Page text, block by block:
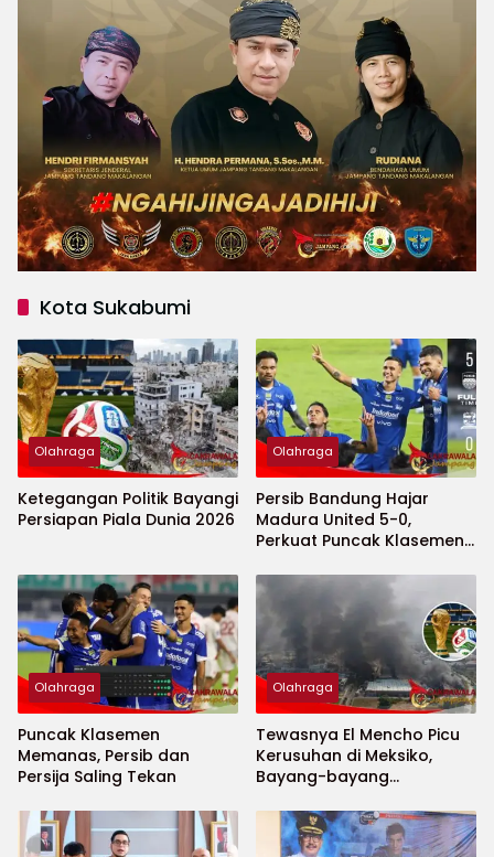
Kota Sukabumi
Olahraga
Ketegangan Politik Bayangi
Persiapan Piala Dunia 2026
Olahraga
Persib Bandung Hajar
Madura United 5-0,
Perkuat Puncak Klasemen
Olahraga
Puncak Klasemen
Memanas, Persib dan
Persija Saling Tekan
Olahraga
Tewasnya El Mencho Picu
Kerusuhan di Meksiko,
Bayang-bayang
2026 Menguat